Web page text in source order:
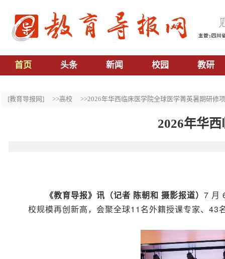
首页 头条 新闻 校园 教研
[教育导报网] >>高校 >>2026年华西临床医学院全球医学菁英暑期研修
2026年华
《教育导报》讯（记者 陈朝和 摄影报道） 7 月
校规模再创新高，会聚全球11名外籍授课专家、